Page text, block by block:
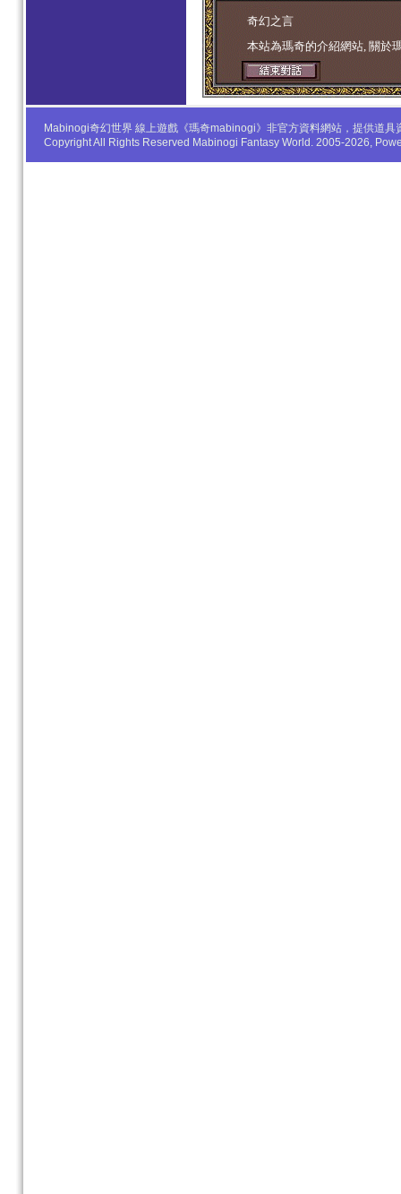
学生妹 奇幻之言
本站為瑪奇的介紹網站, 關於
Mabinogi奇幻世界 線上遊戲《瑪奇mabinogi》非官方資料網站，提供道
Copyright All Rights Reserved Mabinogi Fantasy World. 2005-2026,